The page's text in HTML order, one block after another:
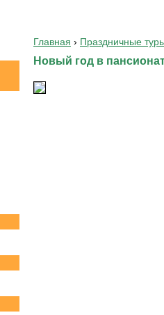
Главная › Праздничные
Новый год в